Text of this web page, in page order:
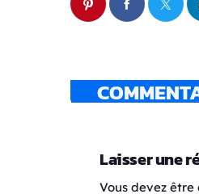
Laisser une
Vous devez